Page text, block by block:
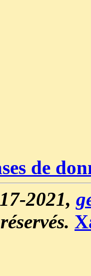
de
2021,
réservés.